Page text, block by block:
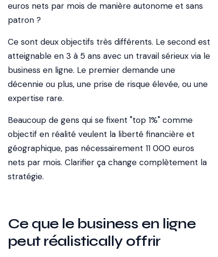
euros nets par mois de manière autonome et sans
patron ?
Ce sont deux objectifs très différents. Le second est
atteignable en 3 à 5 ans avec un travail sérieux via le
business en ligne. Le premier demande une
décennie ou plus, une prise de risque élevée, ou une
expertise rare.
Beaucoup de gens qui se fixent "top 1%" comme
objectif en réalité veulent la liberté financière et
géographique, pas nécessairement 11 000 euros
nets par mois. Clarifier ça change complètement la
stratégie.
Ce que le business en ligne
peut réalistically offrir